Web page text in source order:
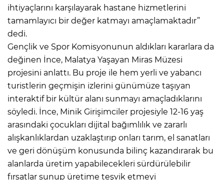
ihtiyaçlarını karşılayarak hastane hizmetlerini
tamamlayıcı bir değer katmayı amaçlamaktadır”
dedi.
Gençlik ve Spor Komisyonunun aldıkları kararlara da
değinen İnce, Malatya Yaşayan Miras Müzesi
projesini anlattı. Bu proje ile hem yerli ve yabancı
turistlerin geçmişin izlerini günümüze taşıyan
interaktif bir kültür alanı sunmayı amaçladıklarını
söyledi. İnce, Minik Girişimciler projesiyle 12-16 yaş
arasındaki çocukları dijital bağımlılık ve zararlı
alışkanlıklardan uzaklaştırıp onları tarım, el sanatları
ve geri dönüşüm konusunda bilinç kazandırarak bu
alanlarda üretim yapabilecekleri sürdürülebilir
fırsatlar sunup üretime teşvik etmeyi